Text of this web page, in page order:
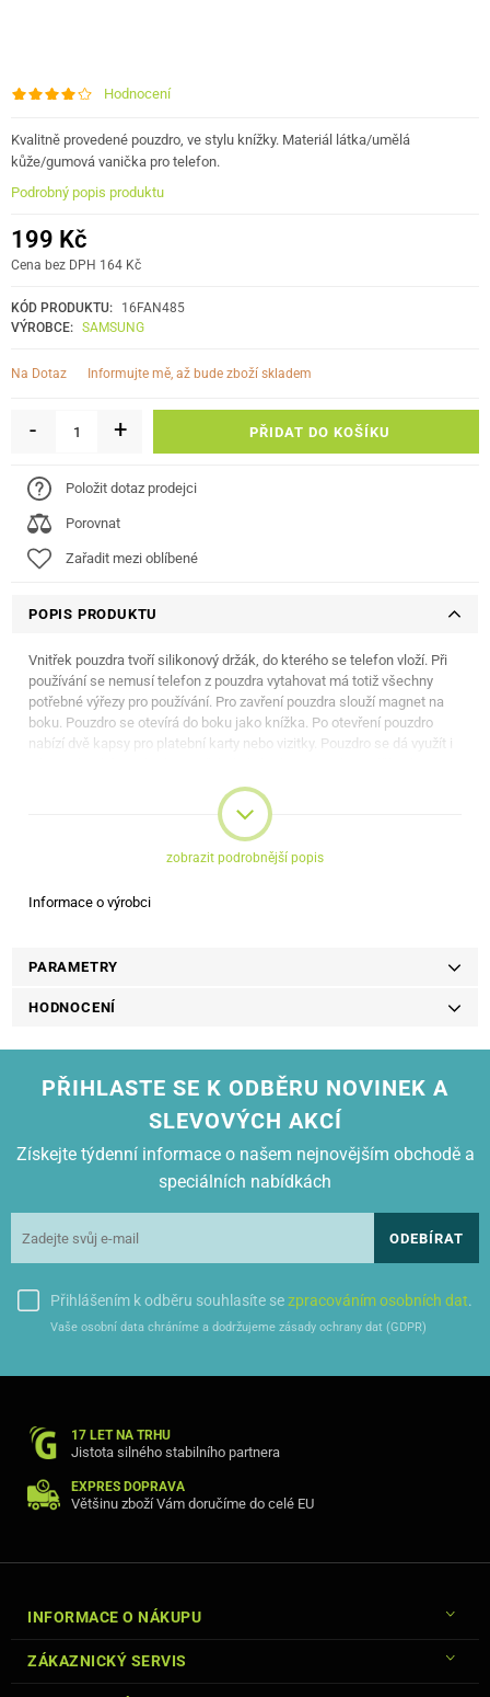
Hodnocení
Kvalitně provedené pouzdro, ve stylu knížky. Materiál látka/umělá
kůže/gumová vanička pro telefon.
Podrobný popis produktu
199 Kč
Cena bez DPH 164 Kč
KÓD PRODUKTU:
16FAN485
VÝROBCE: SAMSUNG
Na Dotaz informujte mě, až bude zboží skladem
- + PŘIDAT DO KOŠÍKU
Položit dotaz prodejci
Porovnat
Zařadit mezi oblíbené
POPIS PRODUKTU
Vnitřek pouzdra tvoří silikonový držák, do kterého se telefon vloží. Při
používání se nemusí telefon z pouzdra vytahovat má totiž všechny
potřebné výřezy pro používání. Pro zavření pouzdra slouží magnet na
boku. Pouzdro se otevírá do boku jako knížka. Po otevření pouzdro
nabízí dvě kapsy pro platební karty nebo vizitky. Pouzdro se dá využít i
míru, máte tedy přístup ke všem potřebným funkcím (fotoaparát,
zobrazit podrobnější popis
Informace o výrobci
PARAMETRY
HODNOCENÍ
PŘIHLASTE SE K ODBĚRU NOVINEK A
SLEVOVÝCH AKCÍ
Získejte týdenní informace o našem nejnovějším obchodě a
speciálních nabídkách
ODEBÍRAT
Přihlášením k odběru souhlasíte sezpracováním osobních dat.
Vaše osobní data chráníme a dodržujeme zásady ochrany dat (GDPR)
17 LET NA TRHU
Jistota silného stabilního partnera
EXPRES DOPRAVA
Většinu zboží Vám doručíme do celé EU
INFORMACE O NÁKUPU
ZÁKAZNICKÝ SERVIS